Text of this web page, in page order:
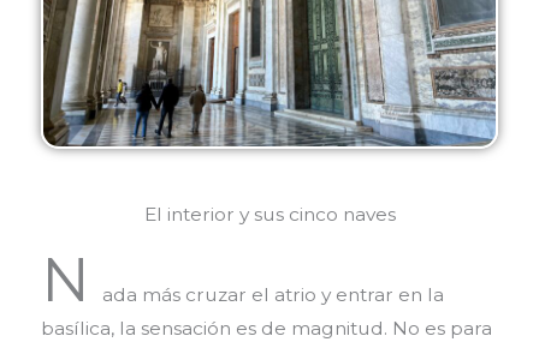
El interior y sus cinco naves
N
ada más cruzar el atrio y entrar en la
basílica, la sensación es de magnitud. No es para